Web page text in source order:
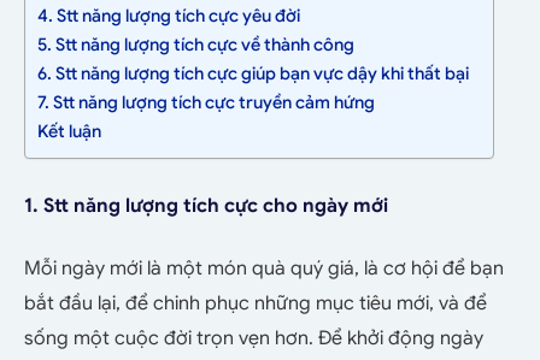
4. Stt năng lượng tích cực yêu đời
5. Stt năng lượng tích cực về thành công
6. Stt năng lượng tích cực giúp bạn vực dậy khi thất bại
7. Stt năng lượng tích cực truyền cảm hứng
Kết luận
1. Stt năng lượng tích cực cho ngày mới
Mỗi ngày mới là một món quà quý giá, là cơ hội để bạn
bắt đầu lại, để chinh phục những mục tiêu mới, và để
sống một cuộc đời trọn vẹn hơn. Để khởi động ngày